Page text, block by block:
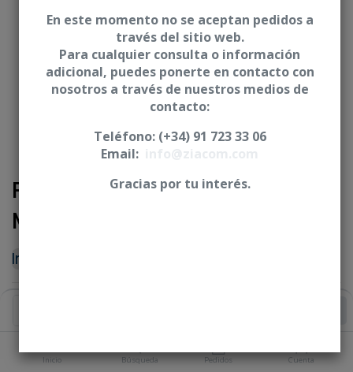
Inicio Búsqueda Pedidos Cuenta
Pilar de cicatrización -
Monopieza
Iniciar sesión
En este momento no se aceptan pedidos a
través del sitio web.
Para cualquier consulta o información
adicional, puedes ponerte en contacto con
nosotros a través de nuestros medios de
contacto:
Teléfono: (+34) 91 723 33 06
Email:
Gracias por tu interés.